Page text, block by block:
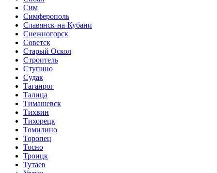
Сим
Симферополь
Славянск-на-Кубани
Снежногорск
Советск
Старый Оскол
Строитель
Ступино
Судак
Таганрог
Талица
Тимашевск
Тихвин
Тихорецк
Томилино
Торопец
Тосно
Троицк
Тутаев